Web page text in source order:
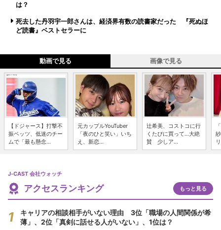
は？
死去した丹羽宇一郎さんは、経済界有数の読書家だった 『死ぬほ
ど読書』ベストセラーに
動画で見る 画像で見る
【ドジャース】打撃不
振ベッツ、低迷のチー
ムで「最も懸念...
元カップルYouTuber
「夜のひと笑い」いち
え、新恋...
辻希美、コストコに行
くたびに買って...大絶
賛 少しア...
J-CAST 会社ウォッチ
アクセスランキング もっと見る
キャリアの相談相手がいない理由 3位「職場の人間関係が希
薄」、2位「真剣に話せる人がいない」、1位は？